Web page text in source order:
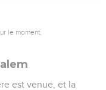
le moment.
est venue, et la